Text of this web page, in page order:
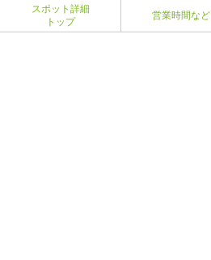
スポット詳細
トップ
営業時間など